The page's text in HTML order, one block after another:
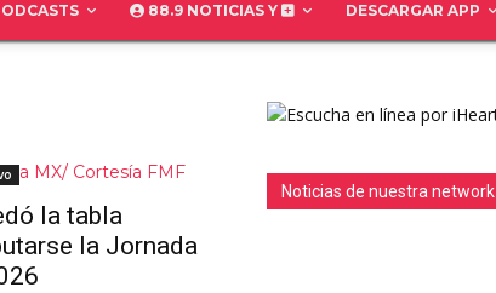
88.9 NOTICIAS Y DESCARGAR APP
la tabla
la Jornada
Noticias de nuestra network